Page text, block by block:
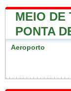
MEIO DE
PONTA
Aeroporto